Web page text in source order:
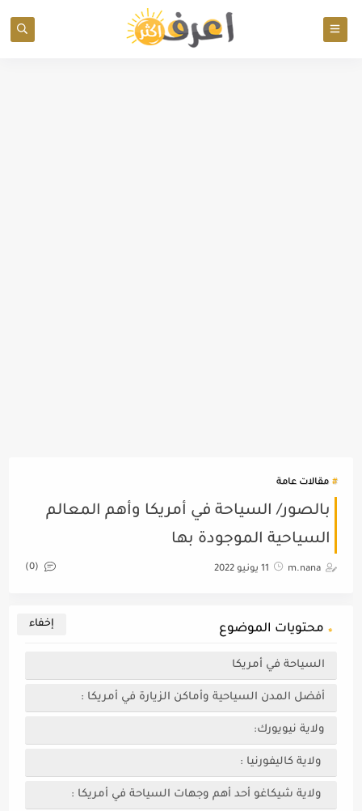
مقالات عامة
بالصور/ السياحة في أمريكا وأهم المعالم
السياحية الموجودة بها
m.nana 11 يونيو 2022 (0)
محتويات الموضوع
السياحة في أمريكا
أفضل المدن السياحية وأماكن الزيارة في أمريكا :
ولاية نيويورك:
ولاية كاليفورنيا :
ولاية شيكاغو أحد أهم وجهات السياحة في أمريكا :